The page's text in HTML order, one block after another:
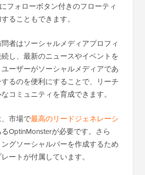
フォローボタン付きのフローティ
ることもできます。
者はソーシャルメディアプロフィ
し、最新のニュースやイベントを
ーザーがソーシャルメディアであ
るのを便利にすることで、リーチ
コミュニティを育成できます。
市場で最高のリードジェネレーシ
OptinMonsterが必要です。さら
グソーシャルバーを作成するため
ートが付属しています。